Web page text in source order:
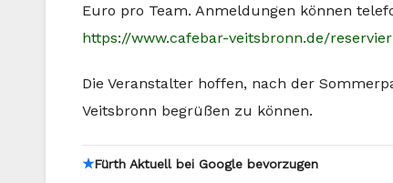
Euro pro Team. Anmeldungen können
https://www.cafebar-veitsbronn.de/
Die Veranstalter hoffen, nach der
Veitsbronn begrüßen zu können.
★Fürth Aktuell bei Google bevorzugen